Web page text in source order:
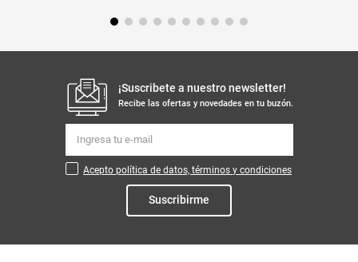
¡Suscribete a nuestro newsletter!
Recibe las ofertas y novedades en tu buzón.
Acepto política de datos, términos y condiciones
Suscribirme